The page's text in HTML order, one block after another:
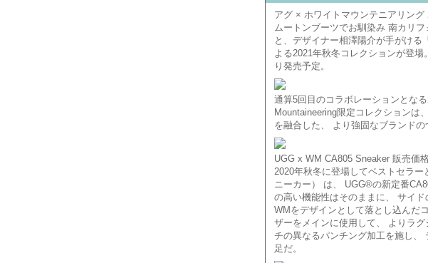
アグ × ホワイトマウンテニアリング
ムートンブーツでお馴染み 南カリ
と、デザイナー相澤陽介が手がける
よる2021年秋冬コレクションが登
り発売予定。
通算5回目のコラボレーションとな
Mountaineering限定コレクションは
を融合した、 より強固なブランド
UGG x WM CA805 Sneaker 販売価
2020年秋冬に登場してベストセラ
ニーカー） は、 UGG®︎の新定番
の高い機能性はそのままに、 サイ
WMをデザインとして落とし込んだ
ザーをメインに使用して、 よりラ
チの異なるパンチング加工を施し、
足だ。